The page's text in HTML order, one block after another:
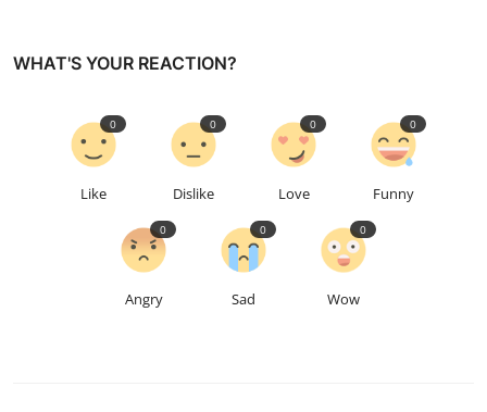
WHAT'S YOUR REACTION?
Like
0
Dislike
0
Love
0
Funny
0
Angry
0
Sad
0
Wow
0